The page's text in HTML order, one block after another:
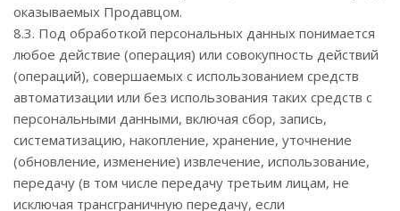
оказываемых Продавцом.
8.3. Под обработкой персональных данных понимается
любое действие (операция) или совокупность действий
(операций), совершаемых с использованием средств
автоматизации или без использования таких средств с
персональными данными, включая сбор, запись,
систематизацию, накопление, хранение, уточнение
(обновление, изменение) извлечение, использование,
передачу (в том числе передачу третьим лицам, не
исключая трансграничную передачу, если